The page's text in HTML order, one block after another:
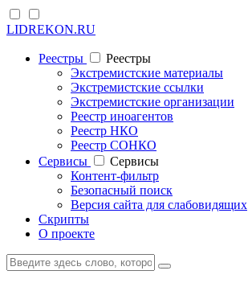
LIDREKON.RU
Реестры
Реестры
Экстремистские материалы
Экстремистские ссылки
Экстремистские организации
Реестр иноагентов
Реестр НКО
Реестр СОНКО
Cервисы
Cервисы
Контент-фильтр
Безопасный поиск
Версия сайта для слабовидящих
Скрипты
О проекте